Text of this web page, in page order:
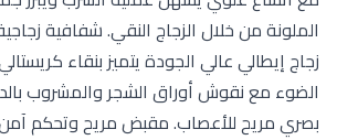
الملونة من خلال الزجاج النقي. شفافية
زجاج إيطالي عالي الجودة يتميز بنقاء
الضوء مع نقوش أوراق الشجر والمشروب
بصري مريح للأعصاب. مقبض مريح وتحكم آمن: